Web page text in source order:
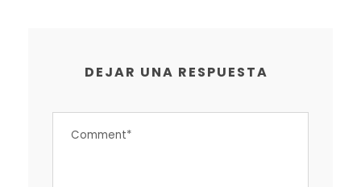
DEJAR UNA RESPUESTA